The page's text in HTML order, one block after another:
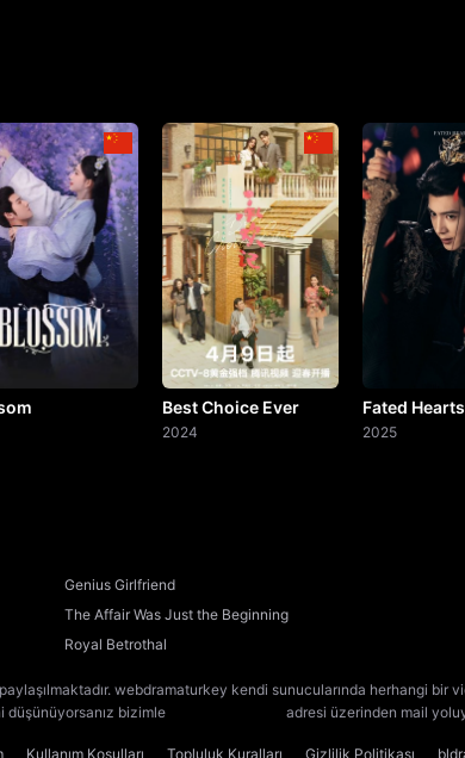
18. Bölüm
19. Bölüm
20. Bölüm
21. Bölüm
22. Bölüm
23. Bölüm
28. Bölüm
Best Choice Ever
2024
Fated Hearts
2025
Genius Girlfriend
The Affair Was Just the Beginning
Royal Betrothal
webdramaturkey kendi sunucularında herhangi bir
düşünüyorsanız bizimle
adresi üzerinden mail
Kullanım Koşulları Topluluk Kuralları Gizlilik Politikası